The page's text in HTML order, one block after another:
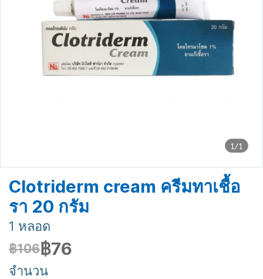
1/1
Clotriderm cream ครีมทาเชื้อ
รา 20 กรัม
1 หลอด
฿106฿76
จำนวน